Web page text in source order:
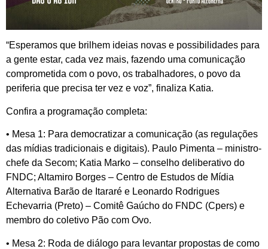
“Esperamos que brilhem ideias novas e possibilidades para
a gente estar, cada vez mais, fazendo uma comunicação
comprometida com o povo, os trabalhadores, o povo da
periferia que precisa ter vez e voz”, finaliza Katia.
Confira a programação completa:
• Mesa 1: Para democratizar a comunicação (as regulações
das mídias tradicionais e digitais). Paulo Pimenta – ministro-
chefe da Secom; Katia Marko – conselho deliberativo do
FNDC; Altamiro Borges – Centro de Estudos de Mídia
Alternativa Barão de Itararé e Leonardo Rodrigues
Echevarria (Preto) – Comitê Gaúcho do FNDC (Cpers) e
membro do coletivo Pão com Ovo.
• Mesa 2: Roda de diálogo para levantar propostas de como